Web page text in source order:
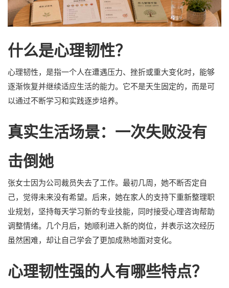
什么是心理韧性？
心理韧性，是指一个人在遭遇压力、挫折或重大变化时，能够
逐渐恢复并继续适应生活的能力。它不是天生固定的，而是可
以通过不断学习和实践逐步培养。
真实生活场景：一次失败没有
击倒她
张女士因为公司裁员失去了工作。最初几周，她不断否定自
己，觉得未来没有希望。后来，她在家人的支持下重新整理职
业规划，坚持每天学习新的专业技能，同时接受心理咨询帮助
调整情绪。几个月后，她顺利进入新的岗位，并表示这次经历
虽然困难，却让自己学会了更加成熟地面对变化。
心理韧性强的人有哪些特点？